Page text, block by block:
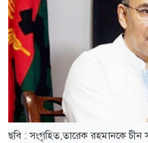
ছবি : সংগৃহিত,তারেক রহমানকে চীন